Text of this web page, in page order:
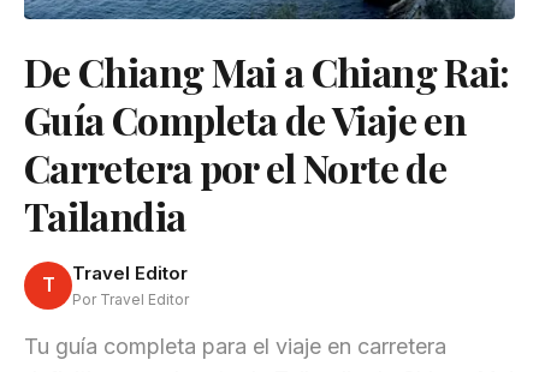
De Chiang Mai a Chiang Rai:
Guía Completa de Viaje en
Carretera por el Norte de
Tailandia
T Travel Editor
Por Travel Editor
Tu guía completa para el viaje en carretera